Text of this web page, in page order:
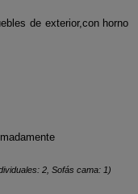
de exterior,con horno
2, Sofás cama: 1)